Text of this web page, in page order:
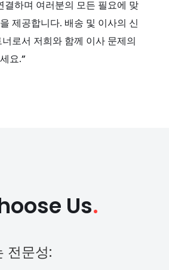
결하며 여러분의 모든 필요에 맞
제공합니다. 배송 및 이사의 신
로서 저희와 함께 이사 문제의
요.”
Us.
전문성: